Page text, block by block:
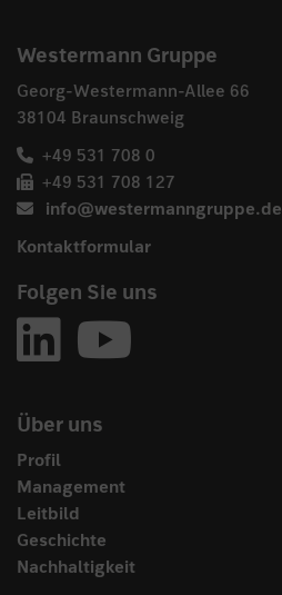
Westermann Gruppe
Georg-Westermann-Allee 66
38104 Braunschweig
+49 531 708 0
+49 531 708 127
info@westermanngruppe.de
Kontaktformular
Folgen Sie uns
Über uns
Profil
Management
Leitbild
Geschichte
Nachhaltigkeit